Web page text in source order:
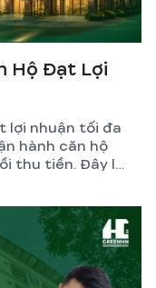
Hộ Đạt Lợi
lợi nhuận tối đa
hành căn hộ
thu tiền. Đây là
vững.